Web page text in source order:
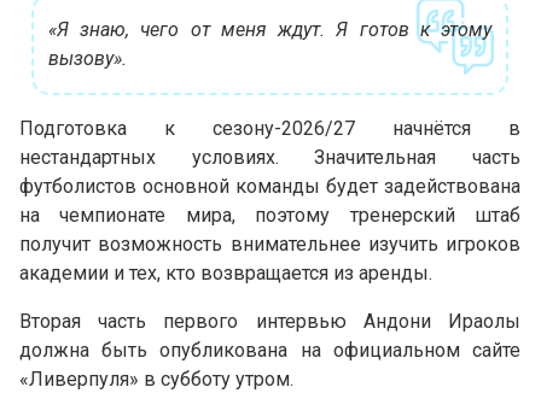
«Я знаю, чего от меня ждут. Я готов к этому
вызову».
Подготовка к сезону-2026/27 начнётся в
нестандартных условиях. Значительная часть
футболистов основной команды будет задействована
на чемпионате мира, поэтому тренерский штаб
получит возможность внимательнее изучить игроков
академии и тех, кто возвращается из аренды.
Вторая часть первого интервью Андони Ираолы
должна быть опубликована на официальном сайте
«Ливерпуля» в субботу утром.